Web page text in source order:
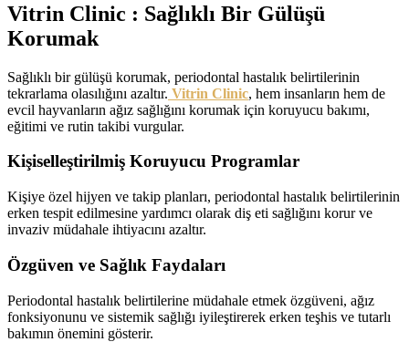
Vitrin Clinic : Sağlıklı Bir Gülüşü
Korumak
Sağlıklı bir gülüşü korumak, periodontal hastalık belirtilerinin
tekrarlama olasılığını azaltır. Vitrin Clinic, hem insanların hem de
evcil hayvanların ağız sağlığını korumak için koruyucu bakımı,
eğitimi ve rutin takibi vurgular.
Kişiselleştirilmiş Koruyucu Programlar
Kişiye özel hijyen ve takip planları, periodontal hastalık belirtilerinin
erken tespit edilmesine yardımcı olarak diş eti sağlığını korur ve
invaziv müdahale ihtiyacını azaltır.
Özgüven ve Sağlık Faydaları
Periodontal hastalık belirtilerine müdahale etmek özgüveni, ağız
fonksiyonunu ve sistemik sağlığı iyileştirerek erken teşhis ve tutarlı
bakımın önemini gösterir.